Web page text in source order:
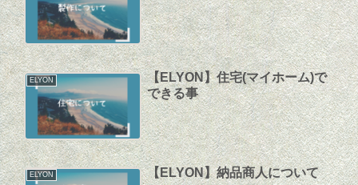
ELYON
【ELYON】住宅(マイホーム)で
できる事
ELYON 【ELYON】納品商人について